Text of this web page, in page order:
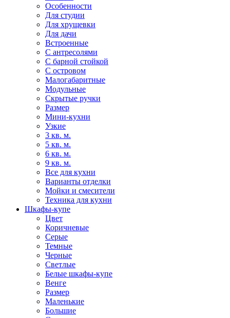
Особенности
Для студии
Для хрущевки
Для дачи
Встроенные
С антресолями
С барной стойкой
С островом
Малогабаритные
Модульные
Скрытые ручки
Размер
Мини-кухни
Узкие
3 кв. м.
5 кв. м.
6 кв. м.
9 кв. м.
Все для кухни
Варианты отделки
Мойки и смесители
Техника для кухни
Шкафы-купе
Цвет
Коричневые
Серые
Темные
Черные
Светлые
Белые шкафы-купе
Венге
Размер
Маленькие
Большие